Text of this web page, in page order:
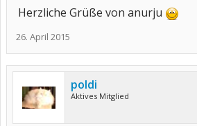
Herzliche Grüße von anurju
26. April 2015
poldi
Aktives Mitglied